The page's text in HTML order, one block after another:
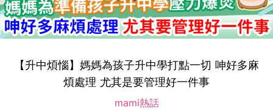
【升中煩惱】媽媽為孩子升中學打點一切 呻好多麻
煩處理 尤其是要管理好一件事
mami熱話